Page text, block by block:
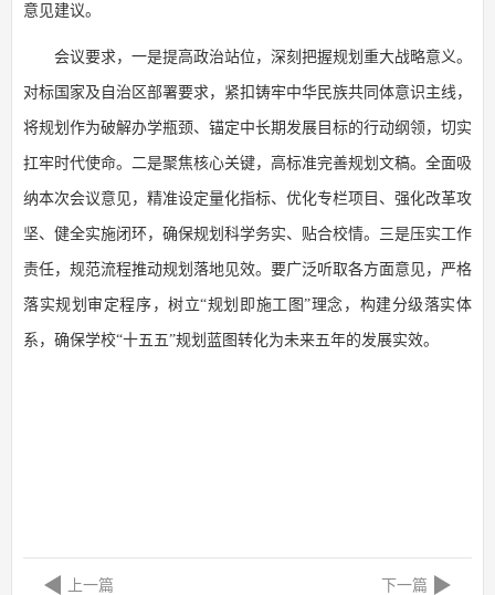
意见建议。
会议要求，一是提高政治站位，深刻把握规划重大战略意义。
对标国家及自治区部署要求，紧扣铸牢中华民族共同体意识主线，
将规划作为破解办学瓶颈、锚定中长期发展目标的行动纲领，切实
扛牢时代使命。二是聚焦核心关键，高标准完善规划文稿。全面吸
纳本次会议意见，精准设定量化指标、优化专栏项目、强化改革攻
坚、健全实施闭环，确保规划科学务实、贴合校情。三是压实工作
责任，规范流程推动规划落地见效。要广泛听取各方面意见，严格
落实规划审定程序，树立“规划即施工图”理念，构建分级落实体
系，确保学校“十五五”规划蓝图转化为未来五年的发展实效。
上一篇 下一篇